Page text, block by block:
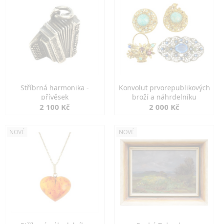
Stříbrná harmonika -
přívěsek
2 100 Kč
Konvolut prvorepublikových
broží a náhrdelníku
2 000 Kč
NOVÉ NOVÉ